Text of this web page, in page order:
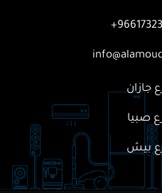
جازان
صبيا
بيش